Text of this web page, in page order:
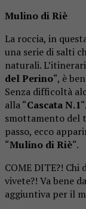
Mulino di Riè
La roccia, in
una serie di salti
naturali.
del Perino“, è
Senza difficoltà
alla “Cascata N.1
smottamento del
passo, ecco
“Mulino di Riè“.
COME DITE?! Chi
vivete?! Va bene
aggiuntiva per il